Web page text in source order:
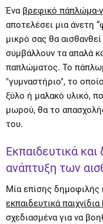
Ένα βρεφικό πάπλώμα-
αποτελέσει μια άνετη
μικρό σας θα
συμβάλλουν τα απαλά
παπλώματος. Το
"γυμναστήριο", το
ξύλο ή μαλακό υλικό,
μωρού, θα το
του.
Εκπαιδευτικά και
ανάπτυξη των
Μία επίσης δημοφιλής
εκπαιδευτικά παιχνίδια
σχεδιασμένα για να